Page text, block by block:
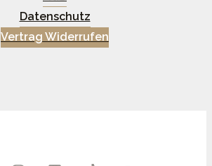
Datenschutz
Vertrag Widerrufen